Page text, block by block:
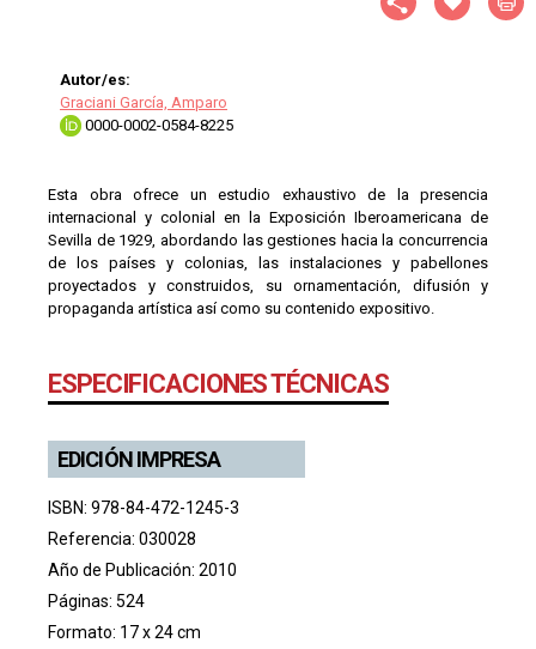
Autor/es:
Graciani García, Amparo
0000-0002-0584-8225
Esta obra ofrece un estudio exhaustivo de la presencia
internacional y colonial en la Exposición Iberoamericana de
Sevilla de 1929, abordando las gestiones hacia la concurrencia
de los países y colonias, las instalaciones y pabellones
proyectados y construidos, su ornamentación, difusión y
propaganda artística así como su contenido expositivo.
ESPECIFICACIONES TÉCNICAS
EDICIÓN IMPRESA
ISBN: 978-84-472-1245-3
Referencia: 030028
Año de Publicación: 2010
Páginas: 524
Formato: 17 x 24 cm